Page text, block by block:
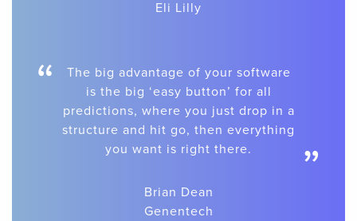
Eli Lilly
“
The big advantage of your software
is the big ‘easy button’ for all
predictions, where you just drop in a
structure and hit go, then everything
you want is right there.
”
Brian Dean
Genentech